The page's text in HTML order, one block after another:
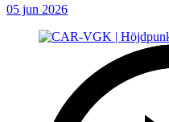
05 jun 2026